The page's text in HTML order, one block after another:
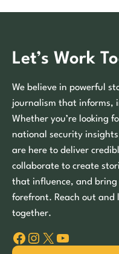
Let’s Work
We believe in powerful
journalism that informs,
Whether you’re looking
national security
are here to deliver
collaborate to create
that influence, and
forefront. Reach out and
together.
Facebook Instagram X YouTube